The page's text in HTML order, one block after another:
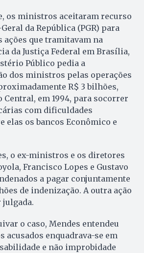
os ministros aceitaram recurso
da República (PGR) para
ações que tramitavam na
da Justiça Federal em Brasília,
Público pedia a
dos ministros pelas operações
R$ 3 bilhões,
Central, em 1994, para socorrer
com dificuldades
elas os bancos Econômico e
o ex-ministros e os diretores
Francisco Lopes e Gustavo
a pagar conjuntamente
de indenização. A outra ação
julgada.
o caso, Mendes entendeu
acusados enquadrava-se em
e não improbidade